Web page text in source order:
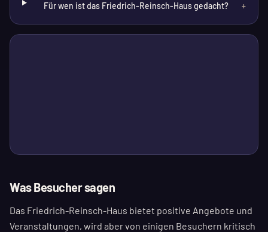
Für wen ist das Friedrich-Reinsch-Haus gedacht? +
Was Besucher sagen
Das Friedrich-Reinsch-Haus bietet positive Angebote und
Veranstaltungen, wird aber von einigen Besuchern kritisch